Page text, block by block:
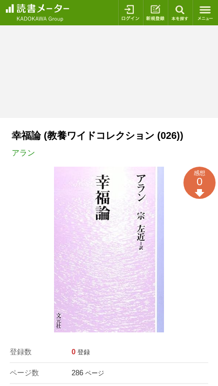
ログイン 新規登録
幸福論 (教養ワイドコレクション (026))
アラン
登録数 0 登録
ページ数 286 ページ
感想
0